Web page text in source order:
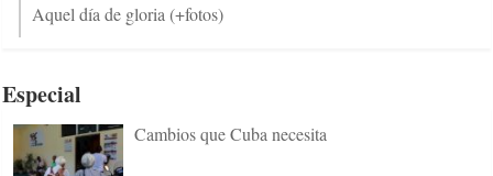
Aquel día de gloria (+fotos)
Especial
Cambios que Cuba necesita